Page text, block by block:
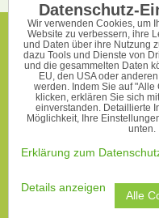
Datenschutz-
Wir verwenden Cookies, um
Website zu verbessern, ihre
und Daten über ihre Nutzung
dazu Tools und Dienste von
und die gesammelten Daten
EU, den USA oder
werden. Indem Sie auf "Alle
klicken, erklären Sie sich
einverstanden. Detaillierte
Möglichkeit, Ihre
unten.
Erklärung zum
Details anzeigen
Alle